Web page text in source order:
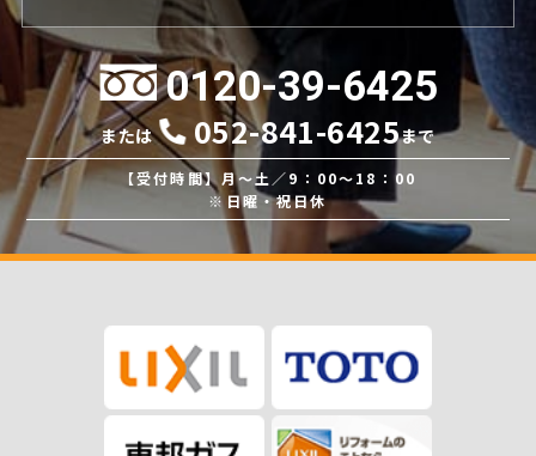
0120-39-6425
または 052-841-6425まで
【受付時間】月～土／9：00～18：00
※日曜・祝日休